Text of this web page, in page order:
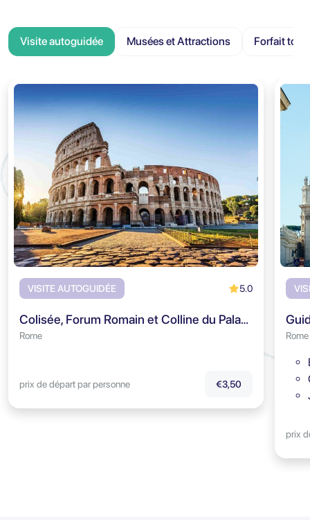
Visite autoguidée Musées et Attractions Forfait
VISITE AUTOGUIDÉE 5.0
Colisée, Forum Romain et Colline du Palatin - Visite audioguidée
Rome
prix de départ par personne €3,50
Rome
prix